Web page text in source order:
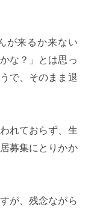
が来るか来ない
な？」とは思っ
で、そのまま退
れておらず、生
募集にとりかか
が、残念ながら